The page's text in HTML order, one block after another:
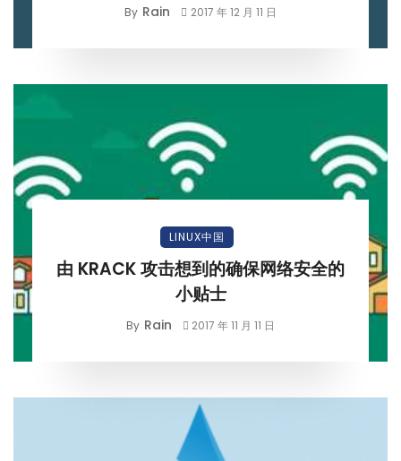
By Rain 2017 年 12 月 11 日
LINUX中国
由 KRACK 攻击想到的确保网络安全的
小贴士
By Rain 2017 年 11 月 11 日